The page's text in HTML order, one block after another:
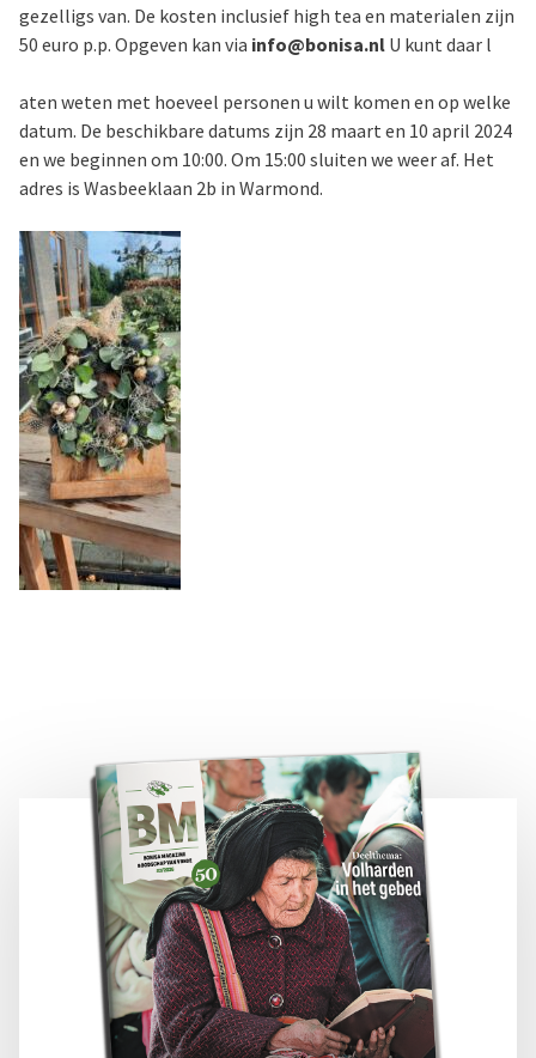
gezelligs van. De kosten inclusief high tea en materialen zijn
50 euro p.p. Opgeven kan via info@bonisa.nl U kunt daar l
aten weten met hoeveel personen u wilt komen en op welke
datum. De beschikbare datums zijn 28 maart en 10 april 2024
en we beginnen om 10:00. Om 15:00 sluiten we weer af. Het
adres is Wasbeeklaan 2b in Warmond.